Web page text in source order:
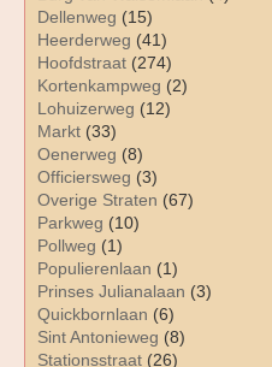
Dellenweg (15)
Heerderweg (41)
Hoofdstraat (274)
Kortenkampweg (2)
Lohuizerweg (12)
Markt (33)
Oenerweg (8)
Officiersweg (3)
Overige Straten (67)
Parkweg (10)
Pollweg (1)
Populierenlaan (1)
Prinses Julianalaan (3)
Quickbornlaan (6)
Sint Antonieweg (8)
Stationsstraat (26)